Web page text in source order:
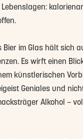
Bier im Glas hält sich
Es wirft einen
künstlerischen
Geniales und
Alkohol –